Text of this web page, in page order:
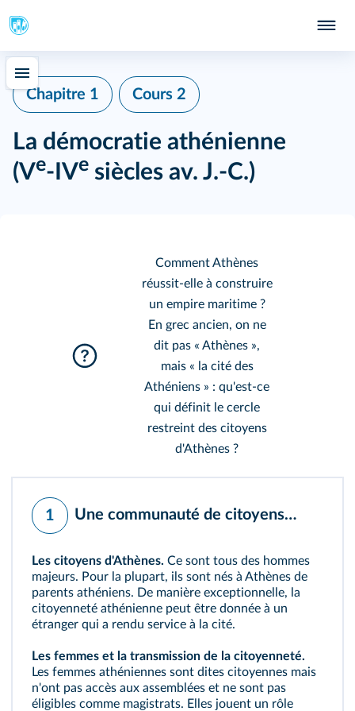
Chapitre 1 Cours 2
La démocratie athénienne
(Ve‑IVe siècles av. J.‑C.)
Comment Athènes
réussit-elle à construire
un empire maritime ?
En grec ancien, on ne
dit pas « Athènes »,
mais « la cité des
Athéniens » : qu'est-ce
qui définit le cercle
restreint des citoyens
d'Athènes ?
1 Une communauté de citoyens…
Les citoyens d'Athènes. Ce sont tous des hommes
majeurs. Pour la plupart, ils sont nés à Athènes de
parents athéniens. De manière exceptionnelle, la
citoyenneté athénienne peut être donnée à un
étranger qui a rendu service à la cité.
Les femmes et la transmission de la citoyenneté.
Les femmes athéniennes sont dites citoyennes mais
n'ont pas accès aux assemblées et ne sont pas
éligibles comme magistrats. Elles jouent un rôle